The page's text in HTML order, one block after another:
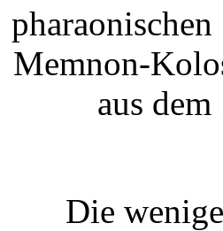
Memnon-
aus
Die